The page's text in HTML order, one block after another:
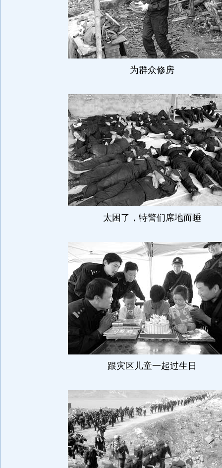
为群众修房
太困了，特警们席地而睡
跟灾区儿童一起过生日